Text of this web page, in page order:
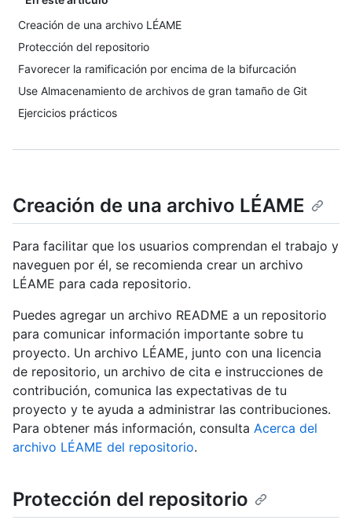
Creación de una archivo LÉAME
Protección del repositorio
Favorecer la ramificación por encima de la bifurcación
Use Almacenamiento de archivos de gran tamaño de Git
Ejercicios prácticos
Creación de una archivo LÉAME
Para facilitar que los usuarios comprendan el trabajo y
naveguen por él, se recomienda crear un archivo
LÉAME para cada repositorio.
Puedes agregar un archivo README a un repositorio
para comunicar información importante sobre tu
proyecto. Un archivo LÉAME, junto con una licencia
de repositorio, un archivo de cita e instrucciones de
contribución, comunica las expectativas de tu
proyecto y te ayuda a administrar las contribuciones.
Para obtener más información, consulta Acerca del
archivo LÉAME del repositorio.
Protección del repositorio